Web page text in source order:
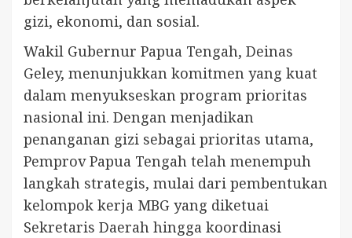
gizi, ekonomi, dan sosial.
Wakil Gubernur Papua Tengah, Deinas
Geley, menunjukkan komitmen yang kuat
dalam menyukseskan program prioritas
nasional ini. Dengan menjadikan
penanganan gizi sebagai prioritas utama,
Pemprov Papua Tengah telah menempuh
langkah strategis, mulai dari pembentukan
kelompok kerja MBG yang diketuai
Sekretaris Daerah hingga koordinasi